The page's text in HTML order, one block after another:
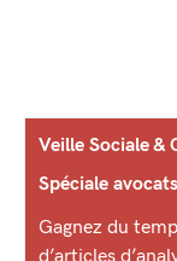
Veille Sociale &
Spéciale
Gagnez du